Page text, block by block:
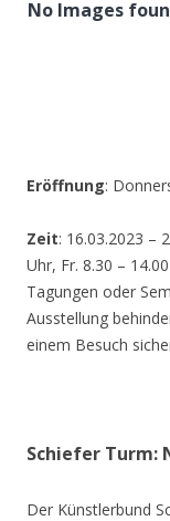
No Images
Eröffnung:
Zeit: 16.03.2023 –
Uhr, Fr. 8.30 –
Tagungen oder
Ausstellung
einem Besuch
Schiefer
Der Künstlerbund